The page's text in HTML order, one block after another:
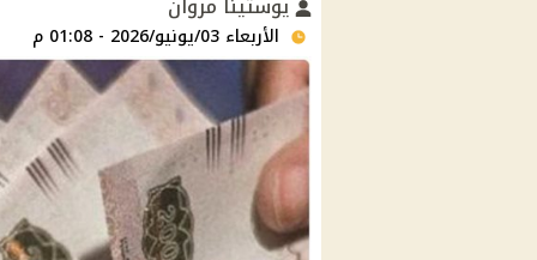
الأربعاء 03/يونيو/2026 - 01:08 م